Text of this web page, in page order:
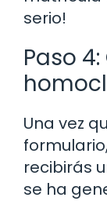
serio!
Paso
Una vez
recibirás
se ha